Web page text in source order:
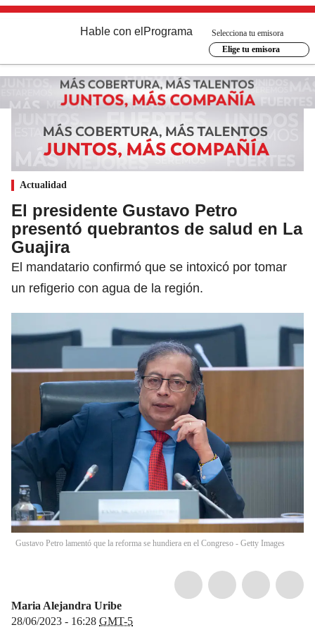
Hable con el Programa
Selecciona tu emisora
Elige tu emisora
Actualidad
El presidente Gustavo Petro
presentó quebrantos de salud en La
Guajira
El mandatario confirmó que se intoxicó por tomar
un refigerio con agua de la región.
Gustavo Petro lamentó que la reforma se hundiera en el Congreso - Getty Images
Maria Alejandra Uribe
28/06/2023 - 16:28 GMT-5